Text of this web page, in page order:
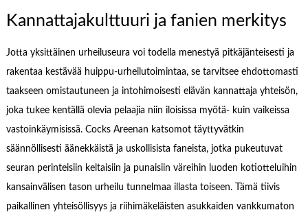
Kannattajakulttuuri ja fanien merkitys
Jotta yksittäinen urheiluseura voi todella menestyä pitkäjänteisesti ja
rakentaa kestävää huippu-urheilutoimintaa, se tarvitsee ehdottomasti
taakseen omistautuneen ja intohimoisesti elävän kannattaja yhteisön,
joka tukee kentällä olevia pelaajia niin iloisissa myötä- kuin vaikeissa
vastoinkäymisissä. Cocks Areenan katsomot täyttyvätkin
säännöllisesti äänekkäistä ja uskollisista faneista, jotka pukeutuvat
seuran perinteisiin keltaisiin ja punaisiin väreihin luoden kotiotteluihin
kansainvälisen tason urheilu tunnelmaa illasta toiseen. Tämä tiivis
paikallinen yhteisöllisyys ja riihimäkeläisten asukkaiden vankkumaton